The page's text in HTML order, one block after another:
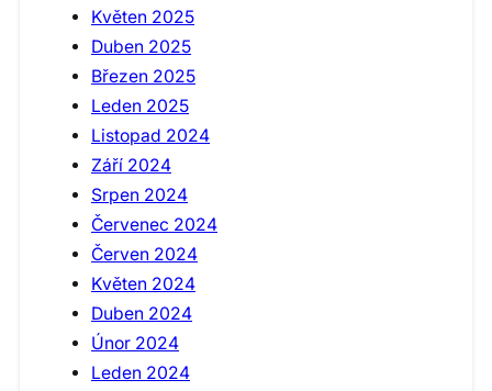
Květen 2025
Duben 2025
Březen 2025
Leden 2025
Listopad 2024
Září 2024
Srpen 2024
Červenec 2024
Červen 2024
Květen 2024
Duben 2024
Únor 2024
Leden 2024